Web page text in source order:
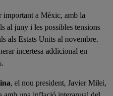
important a Mèxic, amb la
al juny i les possibles tensions
als Estats Units al novembre.
incertesa addicional en
, el nou president, Javier Milei,